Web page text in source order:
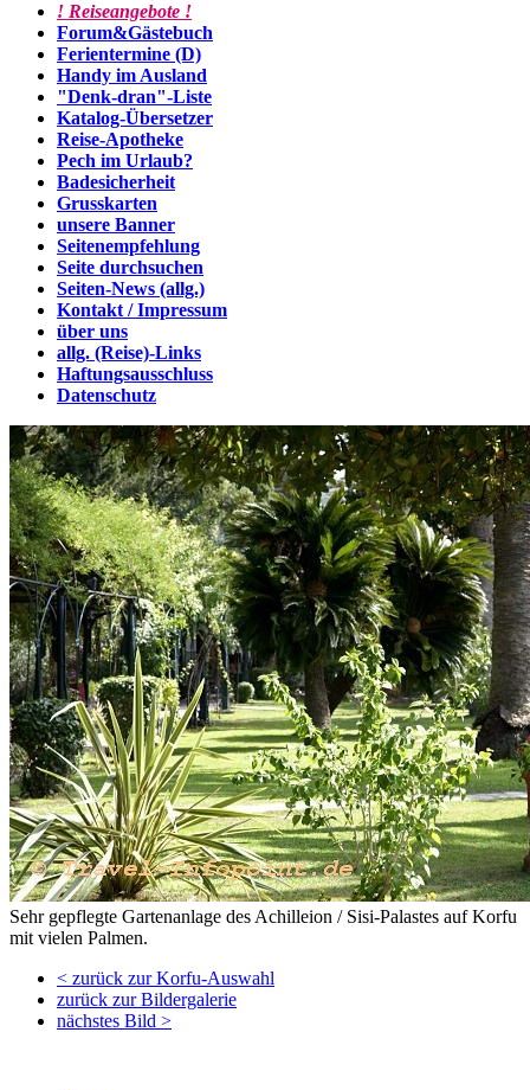
! Reiseangebote !
Forum&Gästebuch
Ferientermine (D)
Handy im Ausland
"Denk-dran"-Liste
Katalog-Übersetzer
Reise-Apotheke
Pech im Urlaub?
Badesicherheit
Grusskarten
unsere Banner
Seitenempfehlung
Seite durchsuchen
Seiten-News (allg.)
Kontakt / Impressum
über uns
allg. (Reise)-Links
Haftungsausschluss
Datenschutz
Sehr gepflegte Gartenanlage des Achilleion / Sisi-Palastes auf Korfu
mit vielen Palmen.
< zurück zur Korfu-Auswahl
zurück zur Bildergalerie
nächstes Bild >